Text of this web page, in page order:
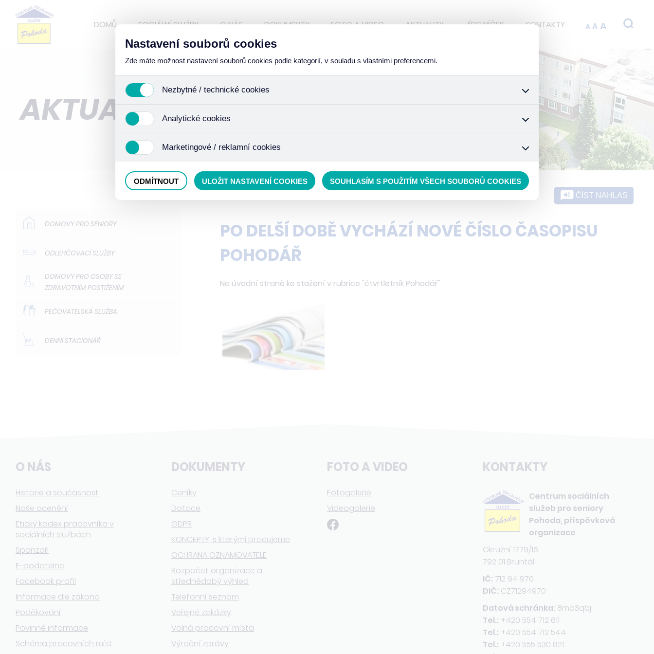
DOMŮ SOCIÁLNÍ SLUŽBY O NÁS DOKUMENTY FOTO A VIDEO AKTUALITY JÍDELNÍČEK KONTAKTY A A A
AKTUALITY
DOMOVY PRO SENIORY
ODLEHČOVACÍ SLUŽBY
DOMOVY PRO OSOBY SE
ZDRAVOTNÍM POSTIŽENÍM
PEČOVATELSKÁ SLUŽBA
DENNÍ STACIONÁŘ
ČÍST NAHLAS
PO DELŠÍ DOBĚ VYCHÁZÍ NOVÉ ČÍSLO ČASOPISU
POHODÁŘ
Na úvodní straně ke stažení v rubrice "čtvrtletník Pohodář".
O NÁS
Historie a současnost
Naše ocenění
Etický kodex pracovníka v
sociálních službách
Sponzoři
E-podatelna
Facebook profil
Informace dle zákona
Poděkování
Povinné informace
Schéma pracovních míst
DOKUMENTY
Ceníky
Dotace
GDPR
KONCEPTY, s kterými pracujeme
OCHRANA OZNAMOVATELE
Rozpočet organizace a
střednědobý výhled
Telefonní seznam
Veřejné zakázky
Volná pracovní místa
Výroční zprávy
FOTO A VIDEO
Fotogalerie
Videogalerie
KONTAKTY
Centrum sociálních
služeb pro seniory
Pohoda, příspěvková
organizace
Okružní 1779/16
792 01 Bruntál
IČ: 712 94 970
DIČ: CZ71294970
Datová schránka: 8ma3qbj
Tel.: +420 554 712 611
Tel.: +420 554 712 544
Tel.: +420 555 530 821
Nastavení souborů cookies
Zde máte možnost nastavení souborů cookies podle kategorií, v souladu s vlastními preferencemi.
Nezbytné / technické cookies
funkcí. Používají se mimo jiné k ukládání produktů v nákupním košíku, ovládání filtrů a také nastavení souhlasu s
Analytické cookies
anonymizaci se již nejedná o osobní údaje, protože anonymizované cookies nelze přiřadit konkrétnímu uživateli.
Marketingové / reklamní cookies
ODMÍTNOUT
ULOŽIT NASTAVENÍ COOKIES SOUHLASÍM S POUŽITÍM VŠECH SOUBORŮ COOKIES